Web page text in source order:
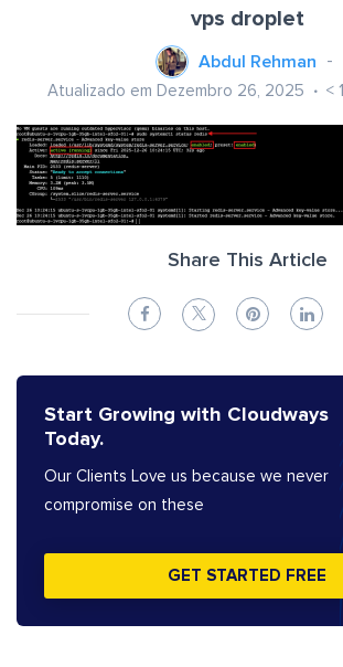
vps droplet
Abdul Rehman
Atualizado em Dezembro 26, 2025 < 1
Share This Article
Start Growing with Cloudways
Today.
Our Clients Love us because we never
compromise on these
GET STARTED FREE